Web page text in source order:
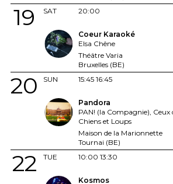
SAT
19
20:00
Coeur Karaoké
Elsa Chêne
Théâtre Varia
Bruxelles (BE)
SUN
20 15:45 16:45
Pandora
PAN! (la Compagnie),
Chiens et Loups
Maison de la Marionnette
Tournai (BE)
TUE
22 10:00 13:30
Kosmos